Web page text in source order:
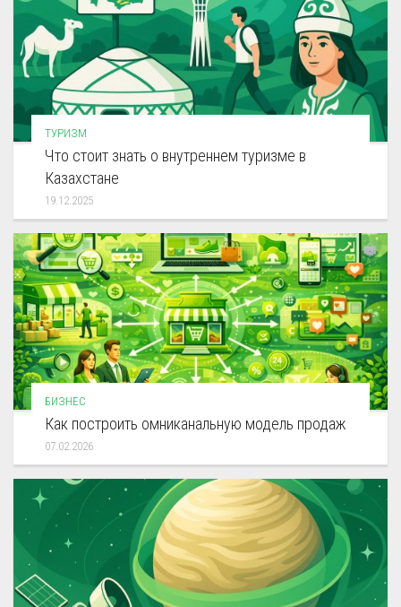
ТУРИЗМ
Что стоит знать о внутреннем туризме в
Казахстане
19.12.2025
БИЗНЕС
Как построить омниканальную модель продаж
07.02.2026